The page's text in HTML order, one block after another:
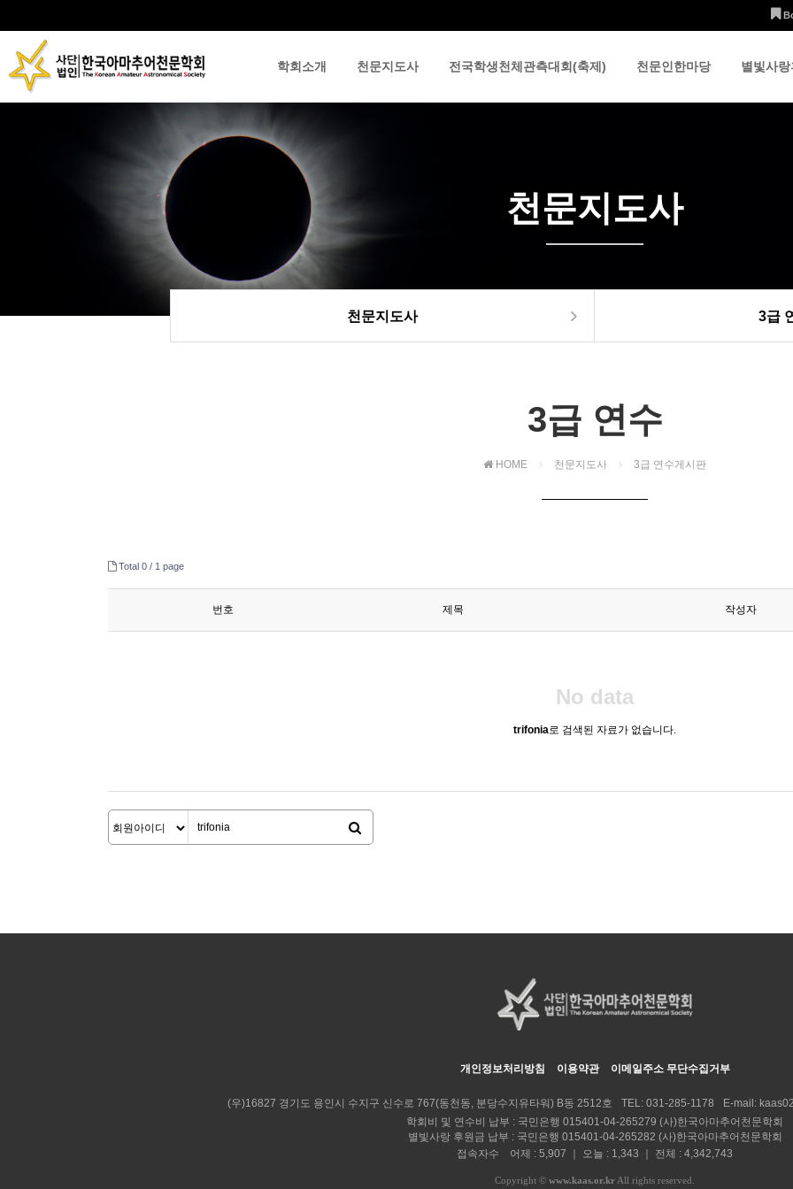
학회소개 천문지도사 전국학생천체관측대회(축제) 천문인한마당 별빛사랑
하위분류 하위분류
천문지도사
천문지도사 3급
3급 연수
HOME 천문지도사 3급 연수게시판
Total 0 / 1 page
번호 제목 작성자
No data
trifonia로 검색된 자료가 없습니다.
개인정보처리방침 이용약관 이메일주소 무단수집거부
(우)16827 경기도 용인시 수지구 신수로 767(동천동, 분당수지유타워) B동 2512호 TEL: 031-285-1178 E-mail:
학회비 및 연수비 납부 : 국민은행 015401-04-265279 (사)한국아마추어천문학회
별빛사랑 후원금 납부 : 국민은행 015401-04-265282 (사)한국아마추어천문학회
접속자수 어제 : 5,907 ｜ 오늘 : 1,343 ｜ 전체 : 4,342,743
Copyright © www.kaas.or.kr All rights reserved.